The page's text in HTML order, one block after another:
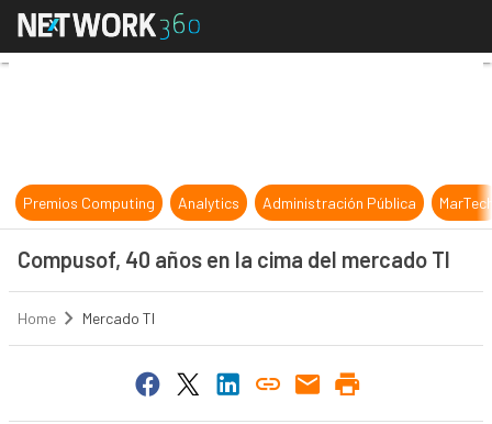
Compusof, 40 años en la cima del
Premios Computing Analytics Administración Pública
Compusof, 40 años en la cima del mercado TI
Home Mercado TI